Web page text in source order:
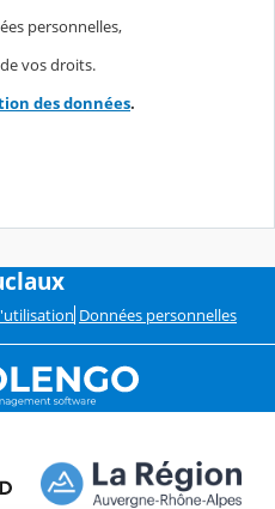
personnelles,
vos droits.
des données.
Données personnelles